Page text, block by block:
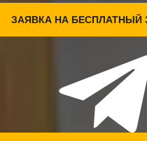
ЗАЯВКА НА БЕСПЛАТНЫЙ